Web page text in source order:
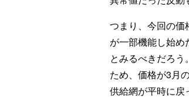
つまり、今回の価
が一部機能し始
とみるべきだろ
ため、価格が3月
供給網が平時に戻